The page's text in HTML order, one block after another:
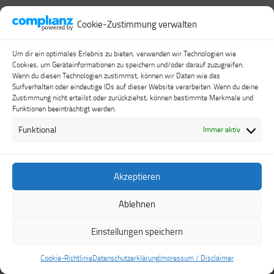
Cookie-Zustimmung verwalten
Um dir ein optimales Erlebnis zu bieten, verwenden wir Technologien wie
Cookies, um Geräteinformationen zu speichern und/oder darauf zuzugreifen.
Wenn du diesen Technologien zustimmst, können wir Daten wie das
Surfverhalten oder eindeutige IDs auf dieser Website verarbeiten. Wenn du deine
Zustimmung nicht erteilst oder zurückziehst, können bestimmte Merkmale und
Funktionen beeinträchtigt werden.
Funktional Immer aktiv
Akzeptieren
Ablehnen
Einstellungen speichern
Cookie-RichtlinieDatenschutzerklärung Impressum / Disclaimer
- Entworfen mit dem